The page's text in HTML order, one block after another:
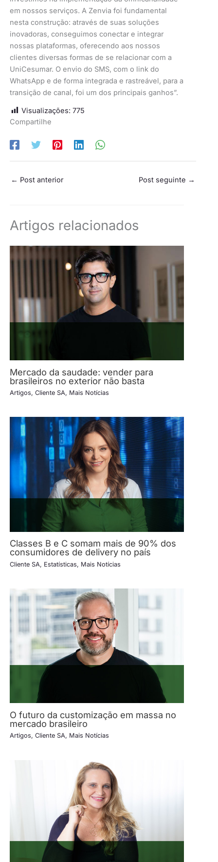
em nossos serviços. A Zenvia foi fundamental
nesta construção: através de suas soluções
inovadoras, conseguimos conectar e integrar
nossas plataformas, oferecendo aos nossos
clientes diversas formas de se relacionar com a
UniCesumar. O envio do SMS, com o link do
WhatsApp e de forma integrada e rastreável, para a
transição de canal, foi um dos principais ganhos”.
Visualizações: 775
Compartilhe
← Post anterior Post seguinte →
Artigos relacionados
Mercado da saudade: vender para
brasileiros no exterior não basta
Artigos, Cliente SA, Mais Notícias
Classes B e C somam mais de 90% dos
consumidores de delivery no país
Cliente SA, Estatísticas, Mais Notícias
O futuro da customização em massa no
mercado brasileiro
Artigos, Cliente SA, Mais Notícias